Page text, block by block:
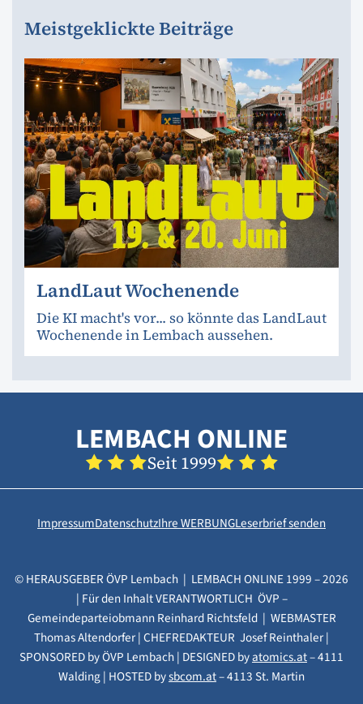
Meistgeklickte Beiträge
LandLaut Wochenende
Die KI macht's vor... so könnte das LandLaut
Wochenende in Lembach aussehen.
LEMBACH ONLINE
Seit 1999
ImpressumDatenschutzIhre WERBUNGLeserbrief senden
© HERAUSGEBER ÖVP Lembach | LEMBACH ONLINE 1999 – 2026
| Für den Inhalt VERANTWORTLICH ÖVP –
Gemeindeparteiobmann Reinhard Richtsfeld | WEBMASTER
Thomas Altendorfer | CHEFREDAKTEUR Josef Reinthaler |
SPONSORED by ÖVP Lembach | DESIGNED byatomics.at– 4111
Walding | HOSTED bysbcom.at– 4113 St. Martin